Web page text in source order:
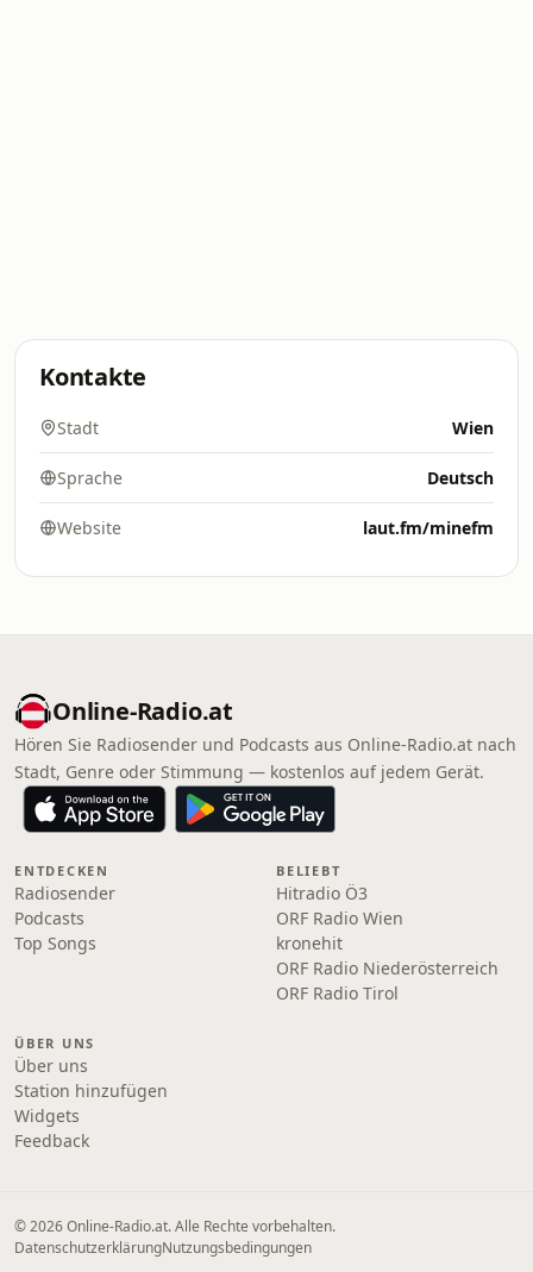
Kontakte
Stadt Wien
Sprache Deutsch
Website laut.fm/minefm
Online‑Radio.at
Hören Sie Radiosender und Podcasts aus Online‑Radio.at nach
Stadt, Genre oder Stimmung — kostenlos auf jedem Gerät.
ENTDECKEN
Radiosender
Podcasts
Top Songs
BELIEBT
Hitradio Ö3
ORF Radio Wien
kronehit
ORF Radio Niederösterreich
ORF Radio Tirol
ÜBER UNS
Über uns
Station hinzufügen
Widgets
Feedback
© 2026 Online‑Radio.at. Alle Rechte vorbehalten.
DatenschutzerklärungNutzungsbedingungen